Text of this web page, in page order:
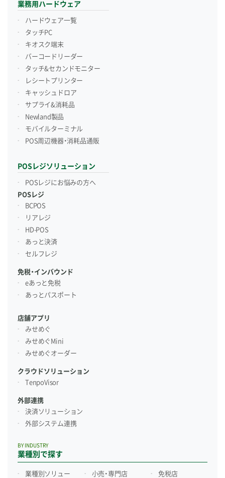
業務用ハードウェア
ハードウェア一覧
タッチPC
キオスク端末
バーコードリーダー
タッチ&セカンドモニター
レシートプリンター
キャッシュドロア
サプライ&消耗品
Newland製品
モバイルターミナル
POS周辺機器・消耗品通販
POSレジソリューション
POSレジにお悩みの方へ
POSレジ
BCPOS
リアレジ
HD-POS
あっと決済
セルフレジ
免税・インバウンド
eあっと免税
あっとパスポート
店舗アプリ
みせめぐ
みせめぐMini
みせめぐオーダー
クラウドソリューション
TenpoVisor
外部連携
決済ソリューション
外部システム連携
業種別で探す
BY INDUSTRY
業種別ソリュー
小売・専門店
免税店